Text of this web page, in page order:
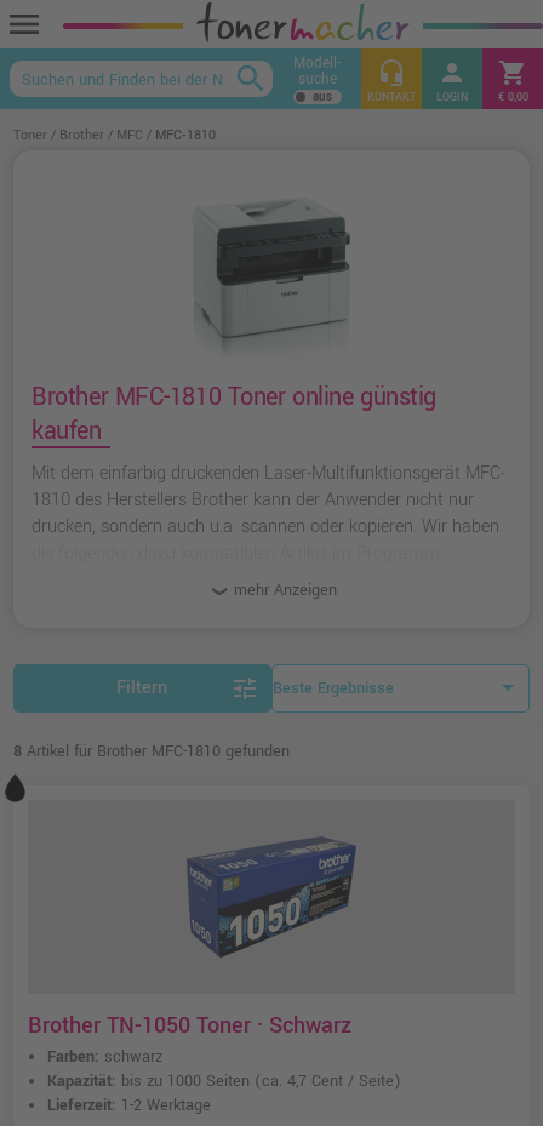
menu
keyboard_arrow_up
search Modell-
suche headset_mic
KONTAKT
person
LOGIN
shopping_cart
€ 0,00
Toner Brother MFC MFC-1810
Brother MFC-1810 Toner online günstig
kaufen
Mit dem einfarbig druckenden Laser-Multifunktionsgerät MFC-
1810 des Herstellers Brother kann der Anwender nicht nur
drucken, sondern auch u.a. scannen oder kopieren. Wir haben
kompatible und originale Toner und Zubehör-Artikel.
mehr Anzeigen
Filtern tune
8 Artikel für Brother MFC-1810 gefunden
Brother TN-1050 Toner · Schwarz
Farben: schwarz
Kapazität: bis zu 1000 Seiten (ca. 4,7 Cent / Seite)
Lieferzeit: 1-2 Werktage